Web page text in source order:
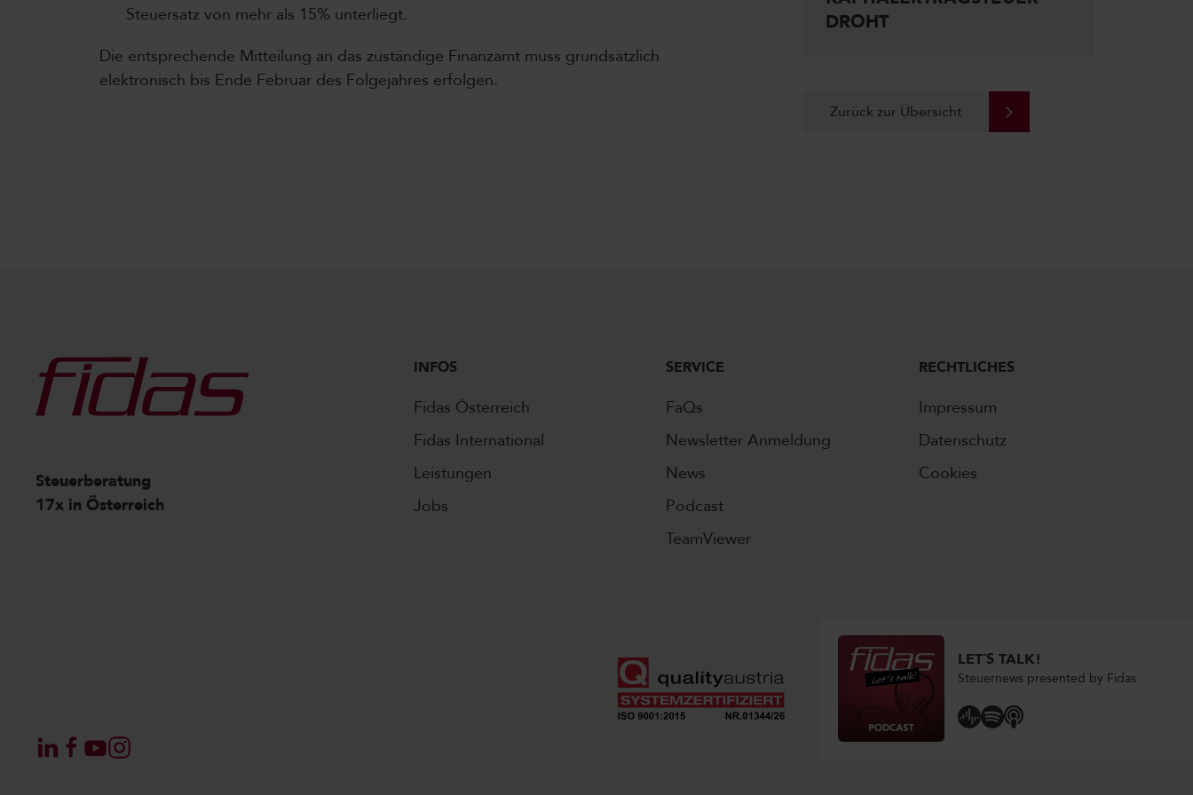
Steuersatz von mehr als 15% unterliegt.
Die entsprechende Mitteilung an das zuständige Finanzamt muss grundsätzlich
elektronisch bis Ende Februar des Folgejahres erfolgen.
DROHT
Zurück zur Übersicht
Steuerberatung
17x in Österreich
INFOS
Fidas Österreich
Fidas International
Leistungen
Jobs
SERVICE
FaQs
Newsletter Anmeldung
News
Podcast
TeamViewer
RECHTLICHES
Impressum
Datenschutz
Cookies
LET´S TALK!
Steuernews presented by Fidas